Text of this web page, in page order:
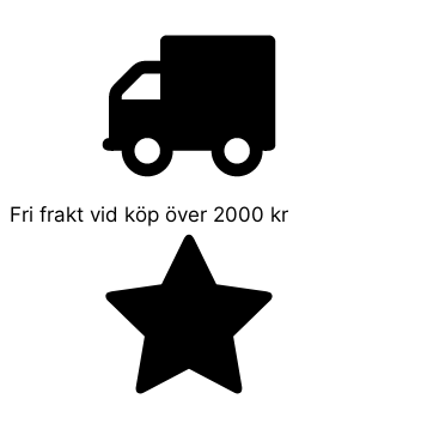
Fri frakt vid köp över 2000 kr